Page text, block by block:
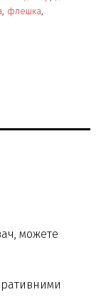
флешка
можете